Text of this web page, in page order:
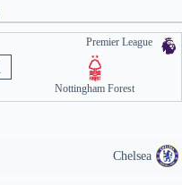
Premier League
Nottingham Forest
Chelsea